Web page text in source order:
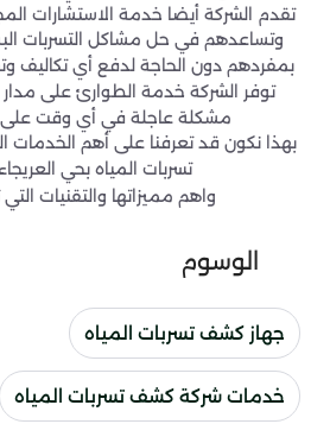
تقدم الشركة أيضا خدمة الاستشارات
وتساعدهم في حل مشاكل التسربات
بمفردهم دون الحاجة لدفع أي تكاليف
توفر الشركة خدمة الطوارئ على مدار
مشكلة عاجلة في أي وقت على مدار
بهذا نكون قد تعرفنا على أهم
تسربات المياه بحي
واهم مميزاتها والتقنيات
الوسوم
جهاز كشف تسربات المياه
خدمات شركة كشف تسربات المياه